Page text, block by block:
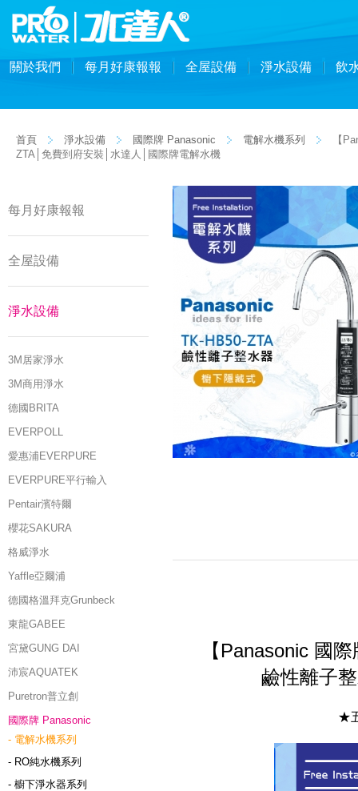
關於我們 每月好康報報 全屋設備 淨水設備 飲
首頁 淨水設備 國際牌 Panasonic 電解水機系列
【
ZTA│免費到府安裝│水達人│國際牌電解水機
每月好康報報
全屋設備
淨水設備
3M居家淨水
3M商用淨水
德國BRITA
EVERPOLL
愛惠浦EVERPURE
EVERPURE平行輸入
Pentair濱特爾
櫻花SAKURA
格威淨水
Yaffle亞爾浦
德國格溫拜克Grunbeck
東龍GABEE
宮黛GUNG DAI
沛宸AQUATEK
Puretron普立創
國際牌 Panasonic
- 電解水機系列
- RO純水機系列
- 櫥下淨水器系列
【 Panasonic 國
鹼性離子
★